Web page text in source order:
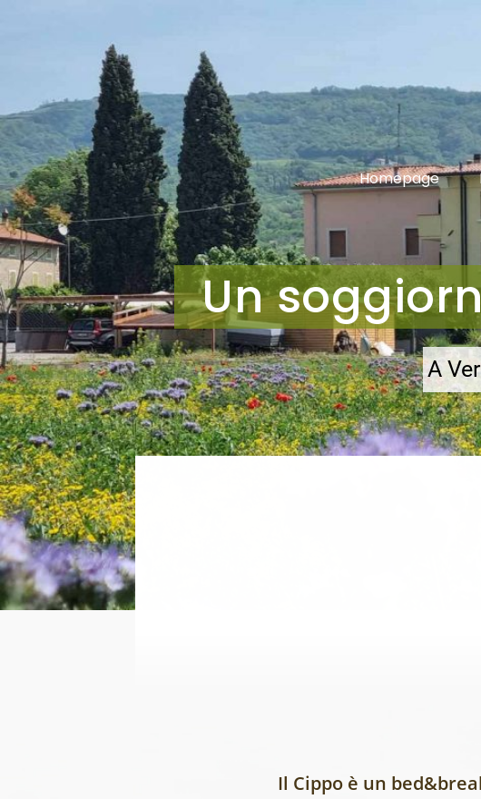
Homepage
Un
A
Il Cippo è un